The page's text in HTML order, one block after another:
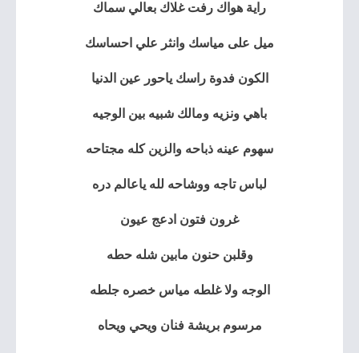
راية هواك رفت غلاك بعالي سماك
ميل على مياسك وانثر علي احساسك
الكون فدوة راسك ياحور عين الدنيا
باهي ونزيه ومالك شبيه بين الوجيه
سهوم عينه ذباحه والزين كله مجتاحه
لباس تاجه ووشاحه لله ياعالم دره
غرون فتون ادعج عيون
وقلبن حنون مابين شله حطه
الوجه ولا غلطه مياس خصره جلطه
مرسوم بريشة فنان ويحي ويحاه